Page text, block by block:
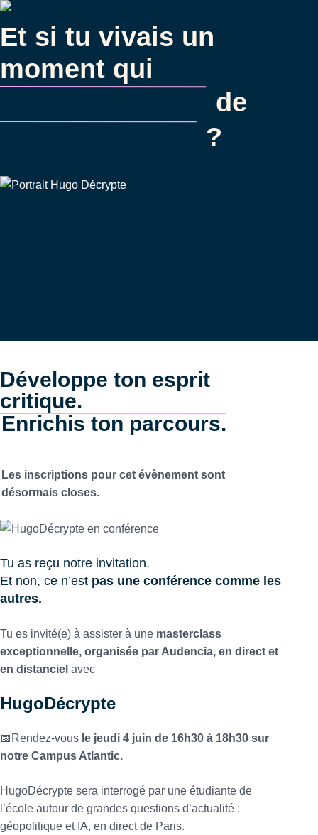
Aller
au
contenu
principal
Et si tu vivais un
moment qui
de
?
Développe ton esprit
critique.
Enrichis ton parcours.
Les inscriptions pour cet évènement sont
désormais closes.
Tu as reçu notre invitation.
Et non, ce n’est pas une conférence comme les
autres.
Tu es invité(e) à assister à une masterclass
exceptionnelle, organisée par Audencia, en direct et
en distanciel avec
HugoDécrypte
📅Rendez-vous le jeudi 4 juin de 16h30 à 18h30 sur
notre Campus Atlantic.
HugoDécrypte sera interrogé par une étudiante de
l’école autour de grandes questions d’actualité :
géopolitique et IA, en direct de Paris.